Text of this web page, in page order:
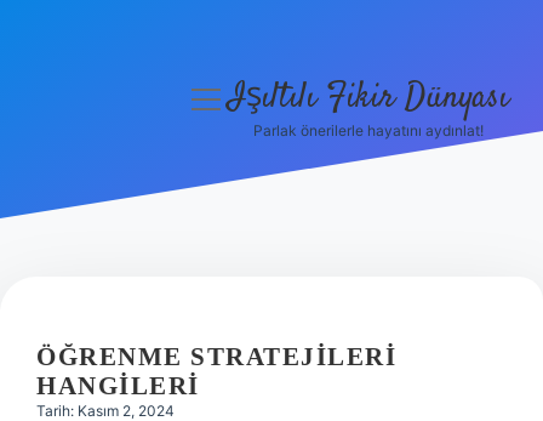
menüyüIşıltılı Fikir Dünyası
Parlak önerilerle hayatını aydınlat!
ÖĞRENME STRATEJILERI
HANGILERI
Tarih: Kasım 2, 2024